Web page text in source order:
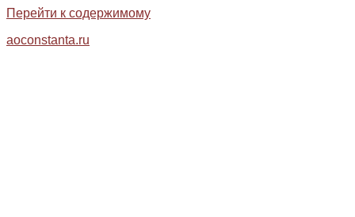
Перейти к содержимому
aoconstanta.ru